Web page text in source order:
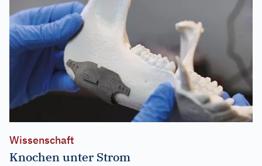
Wissenschaft
Knochen unter Strom